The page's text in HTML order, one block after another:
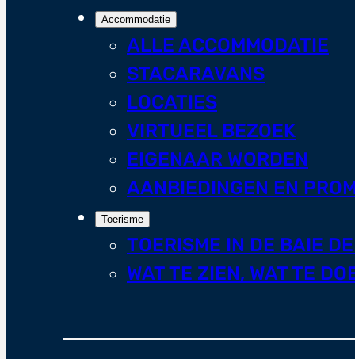
Accommodatie
ALLE ACCOMMODATIE
STACARAVANS
LOCATIES
VIRTUEEL BEZOEK
EIGENAAR WORDEN
AANBIEDINGEN EN
Toerisme
TOERISME IN DE BAIE
WAT TE ZIEN, WAT TE